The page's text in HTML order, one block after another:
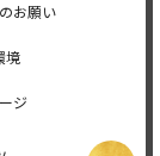
お願い
境
ジ